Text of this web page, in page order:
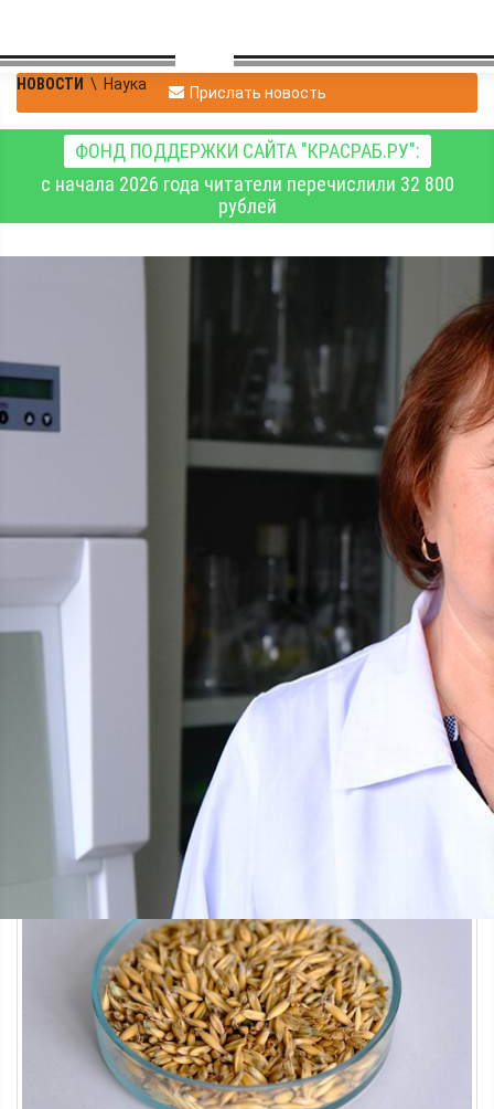
НОВОСТИ \ Наука Прислать новость
ФОНД ПОДДЕРЖКИ САЙТА "КРАСРАБ.РУ":
с начала 2026 года читатели перечислили 32 800
рублей
Учёные ускоряют
создание устойчивых к
корневым гнилям
сортов овса с высокой
урожайностью
Овес с высокой урожайностью
Каллусы овса в чашках Петри
Светлана Луговцова старший научный сотрудник
лаборатории физиологии и биотехнологии